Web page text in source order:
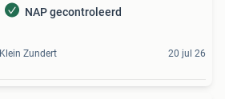
NAP gecontroleerd
Klein Zundert 20 jul 26